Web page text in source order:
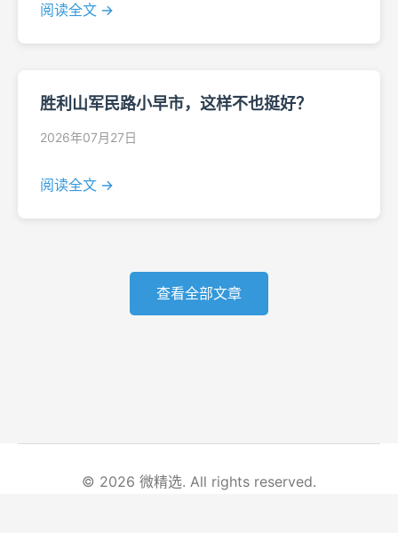
阅读全文 →
胜利山军民路小早市，这样不也挺好？
2026年07月27日
阅读全文 →
查看全部文章
© 2026 微精选. All rights reserved.